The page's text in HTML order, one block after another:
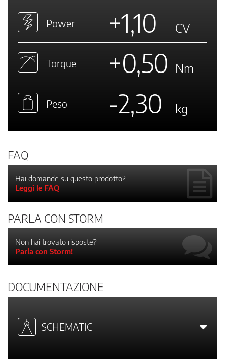
Power +1,10 CV
Torque +0,50 Nm
Peso -2,30 kg
FAQ
Hai domande su questo prodotto?
Leggi le FAQ
PARLA CON STORM
Non hai trovato risposte?
Parla con Storm!
DOCUMENTAZIONE
SCHEMATIC